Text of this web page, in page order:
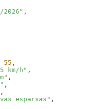
2026"
55
km/h"
esparsas"